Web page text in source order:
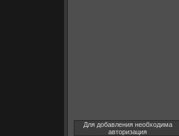
Для добавления необходима
авторизация